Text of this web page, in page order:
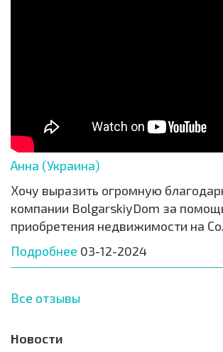
Анна (Украина)
Хочу выразить огромную
компании BolgarskiyDom за
приобретения недвижимости на
Подробнее 03-12-2024
Все отзывы
Новости